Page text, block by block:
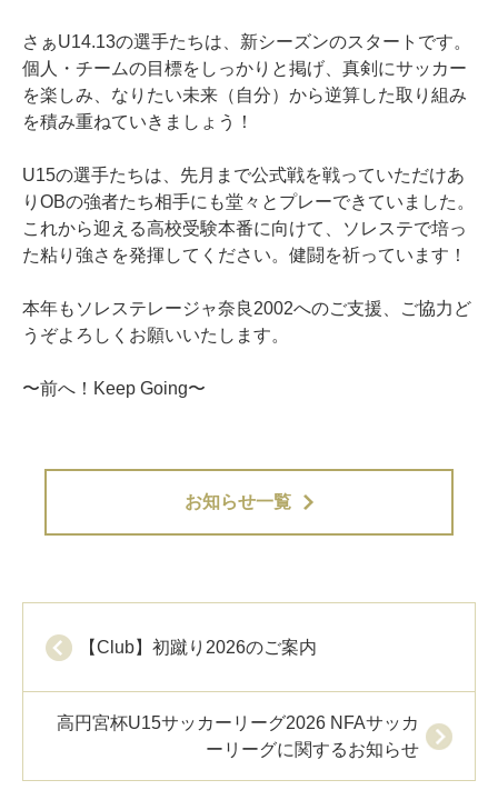
さぁU14.13の選手たちは、新シーズンのスタートです。
個人・チームの目標をしっかりと掲げ、真剣にサッカー
を楽しみ、なりたい未来（自分）から逆算した取り組み
を積み重ねていきましょう！
U15の選手たちは、先月まで公式戦を戦っていただけあ
りOBの強者たち相手にも堂々とプレーできていました。
これから迎える高校受験本番に向けて、ソレステで培っ
た粘り強さを発揮してください。健闘を祈っています！
本年もソレステレージャ奈良2002へのご支援、ご協力ど
うぞよろしくお願いいたします。
〜前へ！Keep Going〜
お知らせ一覧
【Club】初蹴り2026のご案内
高円宮杯U15サッカーリーグ2026 NFAサッカ
ーリーグに関するお知らせ